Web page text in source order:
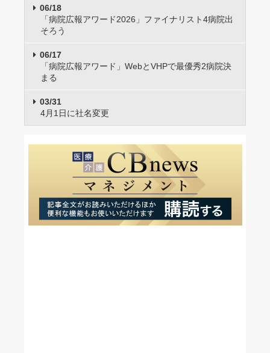
06/18
「病院広報アワード2026」ファイナリスト4病院出
そろう
06/17
「病院広報アワード」WebとVHPで最優秀2病院決
まる
03/31
4月1日に社名変更